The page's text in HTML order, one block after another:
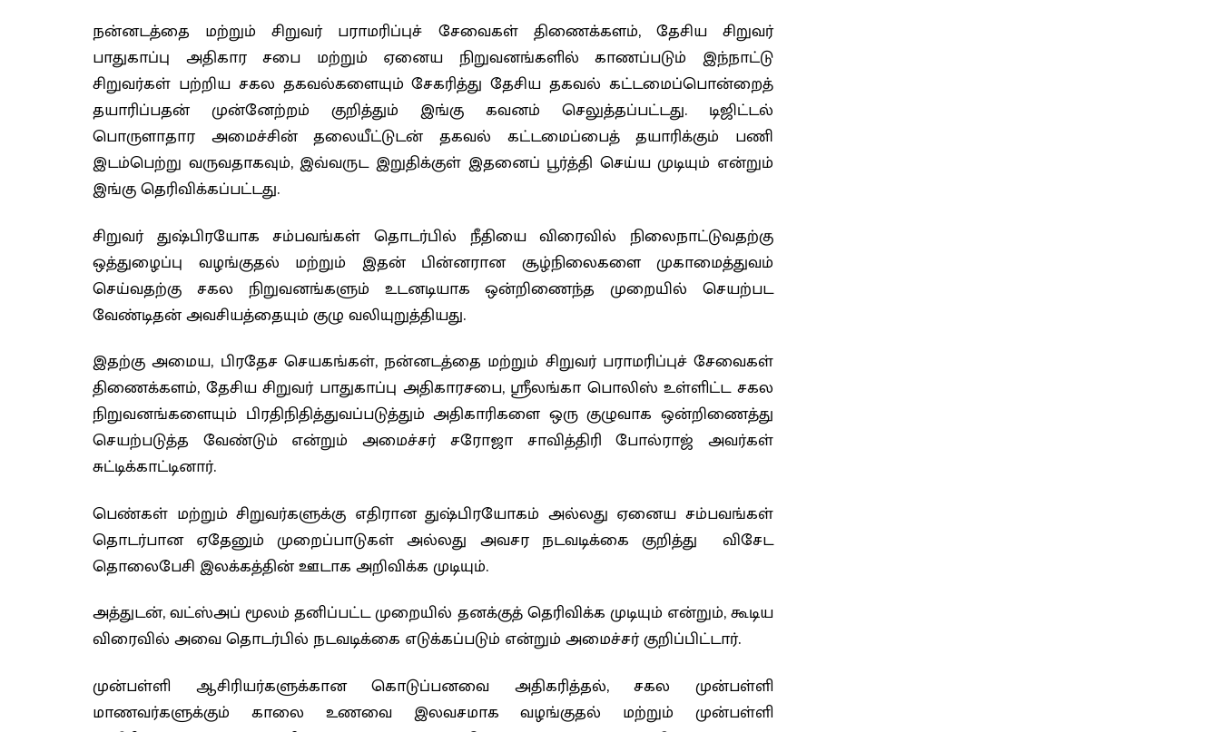
நன்னடத்தை மற்றும் சிறுவர் பராமரிப்புச் சேவைகள் திணைக்களம், தேசிய சிறுவர்
பாதுகாப்பு அதிகார சபை மற்றும் ஏனைய நிறுவனங்களில் காணப்படும் இந்நாட்டு
சிறுவர்கள் பற்றிய சகல தகவல்களையும் சேகரித்து தேசிய தகவல் கட்டமைப்பொன்றைத்
தயாரிப்பதன் முன்னேற்றம் குறித்தும் இங்கு கவனம் செலுத்தப்பட்டது. டிஜிட்டல்
பொருளாதார அமைச்சின் தலையீட்டுடன் தகவல் கட்டமைப்பைத் தயாரிக்கும் பணி
இடம்பெற்று வருவதாகவும், இவ்வருட இறுதிக்குள் இதனைப் பூர்த்தி செய்ய முடியும் என்றும்
இங்கு தெரிவிக்கப்பட்டது.
சிறுவர் துஷ்பிரயோக சம்பவங்கள் தொடர்பில் நீதியை விரைவில் நிலைநாட்டுவதற்கு
ஒத்துழைப்பு வழங்குதல் மற்றும் இதன் பின்னரான சூழ்நிலைகளை முகாமைத்துவம்
செய்வதற்கு சகல நிறுவனங்களும் உடனடியாக ஒன்றிணைந்த முறையில் செயற்பட
வேண்டிதன் அவசியத்தையும் குழு வலியுறுத்தியது.
இதற்கு அமைய, பிரதேச செயகங்கள், நன்னடத்தை மற்றும் சிறுவர் பராமரிப்புச் சேவைகள்
திணைக்களம், தேசிய சிறுவர் பாதுகாப்பு அதிகாரசபை, ஸ்ரீலங்கா பொலிஸ் உள்ளிட்ட சகல
நிறுவனங்களையும் பிரதிநிதித்துவப்படுத்தும் அதிகாரிகளை ஒரு குழுவாக ஒன்றிணைத்து
செயற்படுத்த வேண்டும் என்றும் அமைச்சர் சரோஜா சாவித்திரி போல்ராஜ் அவர்கள்
சுட்டிக்காட்டினார்.
பெண்கள் மற்றும் சிறுவர்களுக்கு எதிரான துஷ்பிரயோகம் அல்லது ஏனைய சம்பவங்கள்
தொடர்பான ஏதேனும் முறைப்பாடுகள் அல்லது அவசர நடவடிக்கை குறித்து விசேட
தொலைபேசி இலக்கத்தின் ஊடாக அறிவிக்க முடியும்.
அத்துடன், வட்ஸ்அப் மூலம் தனிப்பட்ட முறையில் தனக்குத் தெரிவிக்க முடியும் என்றும், கூடிய
விரைவில் அவை தொடர்பில் நடவடிக்கை எடுக்கப்படும் என்றும் அமைச்சர் குறிப்பிட்டார்.
முன்பள்ளி ஆசிரியர்களுக்கான கொடுப்பனவை அதிகரித்தல், சகல முன்பள்ளி
மாணவர்களுக்கும் காலை உணவை இலவசமாக வழங்குதல் மற்றும் முன்பள்ளி